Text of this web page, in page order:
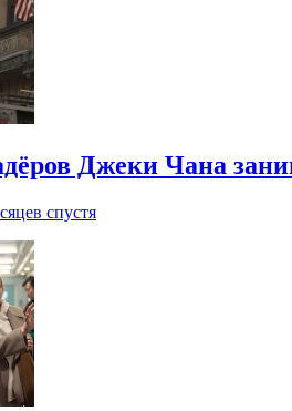
Джеки Чана
спустя